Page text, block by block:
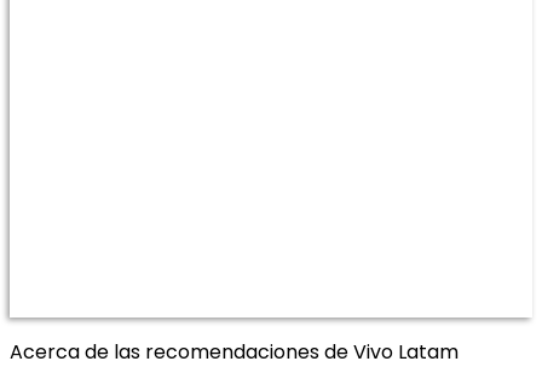
Acerca de las recomendaciones de Vivo Latam